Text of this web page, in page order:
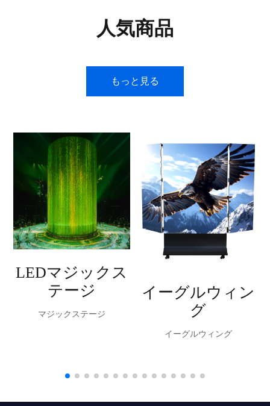
人気商品
もっと見る
LEDマジックス
テージ
マジックステージ
イーグルウィン
グ
イーグルウィング